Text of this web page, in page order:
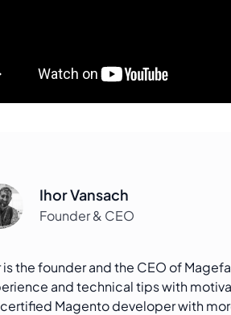
Ihor Vansach
Founder & CEO
is the founder and the CEO of
and technical tips with
certified Magento developer with